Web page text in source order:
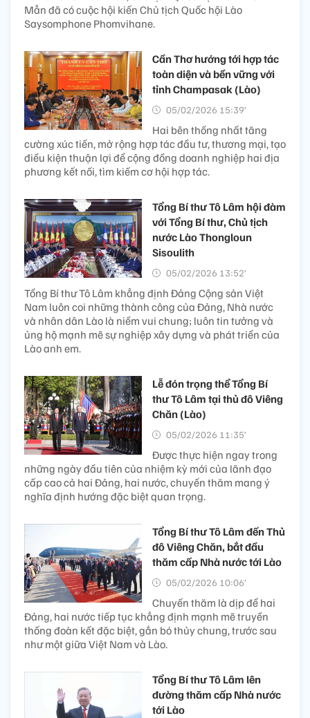
Mẫn đã có cuộc hội kiến Chủ tịch Quốc hội Lào
Saysomphone Phomvihane.
Cần Thơ hướng tới hợp tác
toàn diện và bền vững với
tỉnh Champasak (Lào)
05/02/2026 15:39’
Hai bên thống nhất tăng
cường xúc tiến, mở rộng hợp tác đầu tư, thương mại, tạo
điều kiện thuận lợi để cộng đồng doanh nghiệp hai địa
phương kết nối, tìm kiếm cơ hội hợp tác.
Tổng Bí thư Tô Lâm hội đàm
với Tổng Bí thư, Chủ tịch
nước Lào Thongloun
Sisoulith
05/02/2026 13:52’
Tổng Bí thư Tô Lâm khẳng định Đảng Cộng sản Việt
Nam luôn coi những thành công của Đảng, Nhà nước
và nhân dân Lào là niềm vui chung; luôn tin tưởng và
ủng hộ mạnh mẽ sự nghiệp xây dựng và phát triển của
Lào anh em.
Lễ đón trọng thể Tổng Bí
thư Tô Lâm tại thủ đô Viêng
Chăn (Lào)
05/02/2026 11:35’
Được thực hiện ngay trong
những ngày đầu tiên của nhiệm kỳ mới của lãnh đạo
cấp cao cả hai Đảng, hai nước, chuyến thăm mang ý
nghĩa định hướng đặc biệt quan trọng.
Tổng Bí thư Tô Lâm đến Thủ
đô Viêng Chăn, bắt đầu
thăm cấp Nhà nước tới Lào
05/02/2026 10:06’
Chuyến thăm là dịp để hai
Đảng, hai nước tiếp tục khẳng định mạnh mẽ truyền
thống đoàn kết đặc biệt, gắn bó thủy chung, trước sau
như một giữa Việt Nam và Lào.
Tổng Bí thư Tô Lâm lên
đường thăm cấp Nhà nước
tới Lào